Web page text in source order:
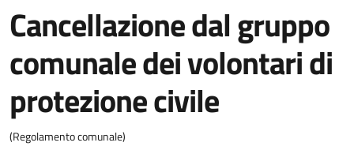
Cancellazione dal gruppo
comunale dei volontari di
protezione civile
(Regolamento comunale)